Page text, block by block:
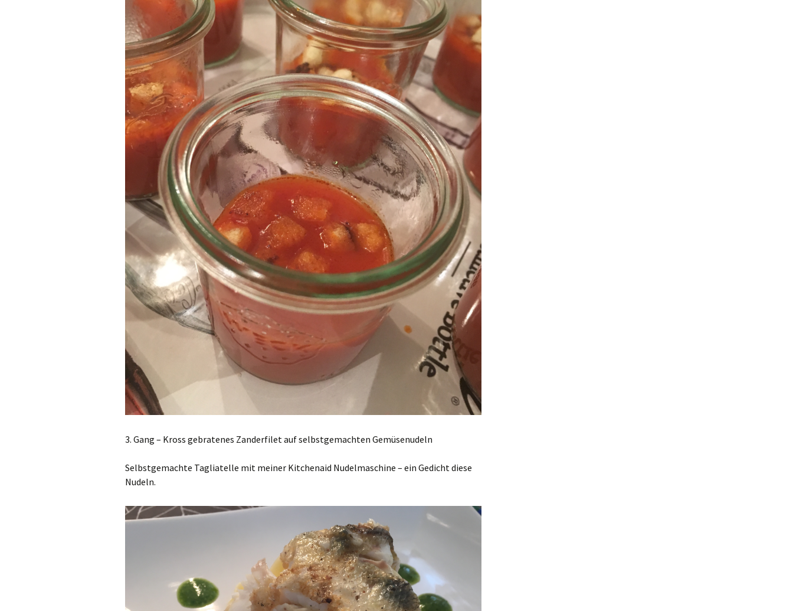
3. Gang – Kross gebratenes Zanderfilet auf selbstgemachten Gemüsenudeln
Selbstgemachte Tagliatelle mit meiner Kitchenaid Nudelmaschine – ein Gedicht diese
Nudeln.